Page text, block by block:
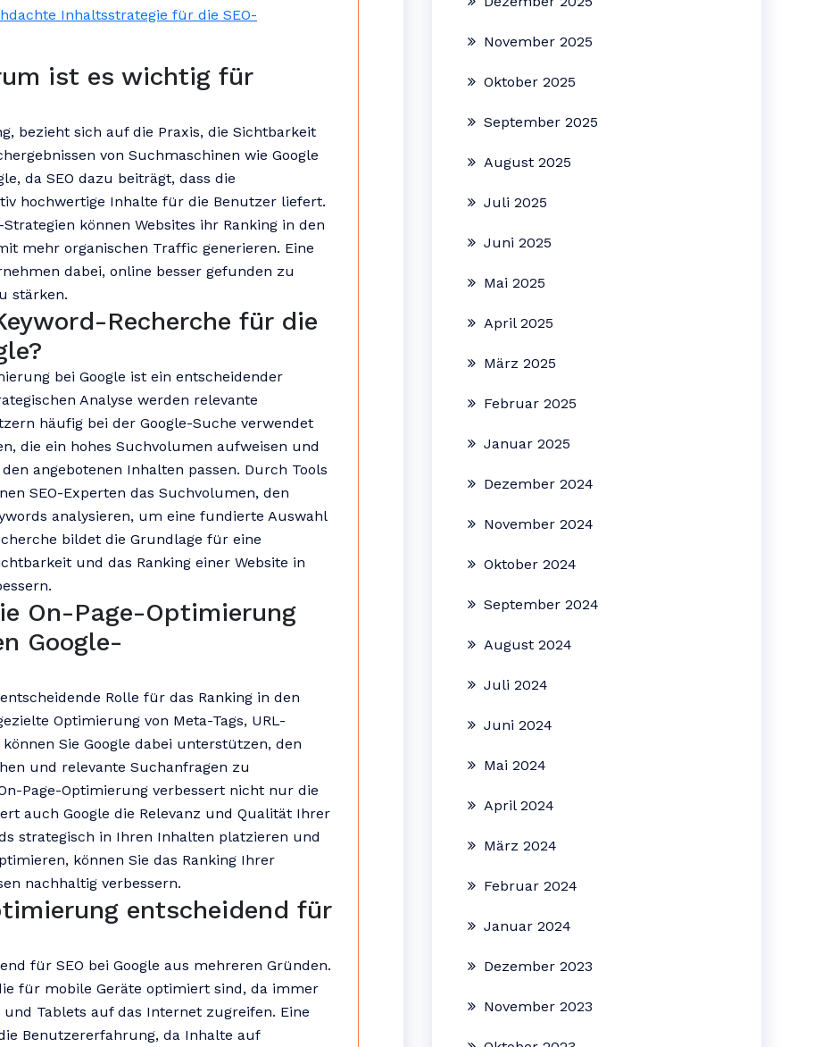
Inhaltsstrategie für die SEO-
ist es wichtig für
bezieht sich auf die Praxis, die Sichtbarkeit
von Suchmaschinen wie Google
da SEO dazu beiträgt, dass die
hochwertige Inhalte für die Benutzer liefert.
können Websites ihr Ranking in den
mehr organischen Traffic generieren. Eine
dabei, online besser gefunden zu
stärken.
Recherche für die
bei Google ist ein entscheidender
Analyse werden relevante
häufig bei der Google-Suche verwendet
die ein hohes Suchvolumen aufweisen und
angebotenen Inhalten passen. Durch Tools
SEO-Experten das Suchvolumen, den
analysieren, um eine fundierte Auswahl
bildet die Grundlage für eine
und das Ranking einer Website in
On-Page-Optimierung
Google-
Rolle für das Ranking in den
Optimierung von Meta-Tags, URL-
Sie Google dabei unterstützen, den
und relevante Suchanfragen zu
Page-Optimierung verbessert nicht nur die
auch Google die Relevanz und Qualität Ihrer
strategisch in Ihren Inhalten platzieren und
können Sie das Ranking Ihrer
nachhaltig verbessern.
entscheidend für
für SEO bei Google aus mehreren Gründen.
für mobile Geräte optimiert sind, da immer
Tablets auf das Internet zugreifen. Eine
Benutzererfahrung, da Inhalte auf
November 2025
Oktober 2025
September 2025
August 2025
Juli 2025
Juni 2025
Mai 2025
April 2025
März 2025
Februar 2025
Januar 2025
Dezember 2024
November 2024
Oktober 2024
September 2024
August 2024
Juli 2024
Juni 2024
Mai 2024
April 2024
März 2024
Februar 2024
Januar 2024
Dezember 2023
November 2023